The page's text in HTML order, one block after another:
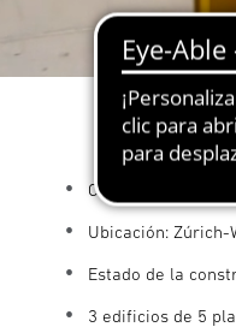
Cliente: ASIG
Ubicación: Zúrich-
Estado de la
3 edificios de 5